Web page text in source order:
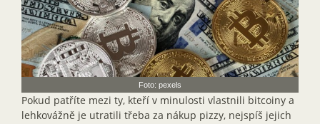
Foto: pexels
Pokud patříte mezi ty, kteří v minulosti vlastnili bitcoiny a
lehkovážně je utratili třeba za nákup pizzy, nejspíš jejich